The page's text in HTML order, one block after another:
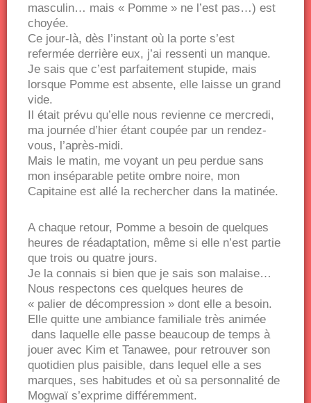
masculin… mais « Pomme » ne l’est pas…) est
choyée.
Ce jour-là, dès l’instant où la porte s’est
refermée derrière eux, j’ai ressenti un manque.
Je sais que c’est parfaitement stupide, mais
lorsque Pomme est absente, elle laisse un grand
vide.
Il était prévu qu’elle nous revienne ce mercredi,
ma journée d’hier étant coupée par un rendez-
vous, l’après-midi.
Mais le matin, me voyant un peu perdue sans
mon inséparable petite ombre noire, mon
Capitaine est allé la rechercher dans la matinée.
A chaque retour, Pomme a besoin de quelques
heures de réadaptation, même si elle n’est partie
que trois ou quatre jours.
Je la connais si bien que je sais son malaise…
Nous respectons ces quelques heures de
« palier de décompression » dont elle a besoin.
Elle quitte une ambiance familiale très animée
dans laquelle elle passe beaucoup de temps à
jouer avec Kim et Tanawee, pour retrouver son
quotidien plus paisible, dans lequel elle a ses
marques, ses habitudes et où sa personnalité de
Mogwaï s’exprime différemment.